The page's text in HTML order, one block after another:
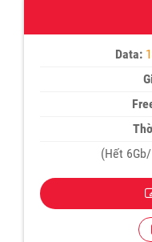
Data:
(Hết